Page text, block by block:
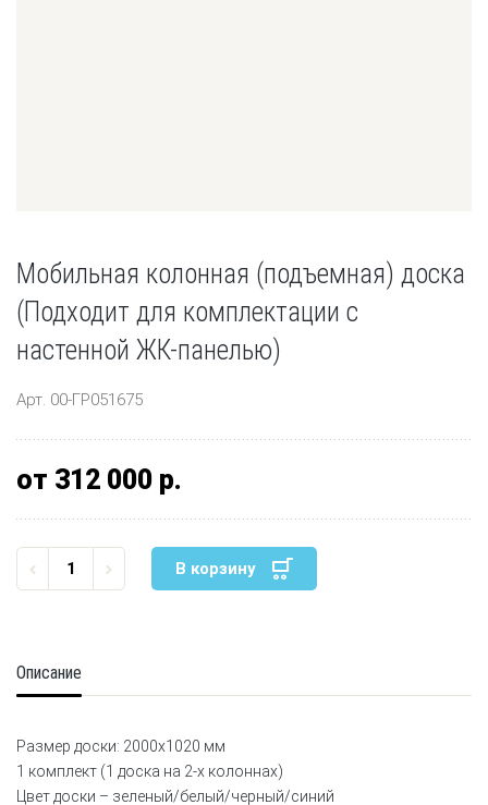
Мобильная колонная (подъемная) доска
(Подходит для комплектации с
настенной ЖК-панелью)
Арт. 00-ГР051675
от 312 000 р.
В корзину
Описание
Размер доски: 2000х1020 мм
1 комплект (1 доска на 2-х колоннах)
Цвет доски – зеленый/белый/черный/синий